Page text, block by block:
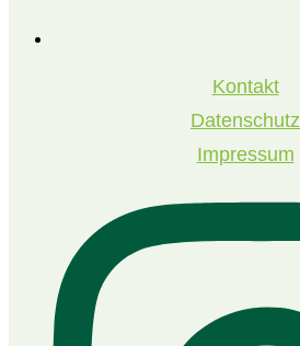
Kontakt
Datenschutz
Impressum